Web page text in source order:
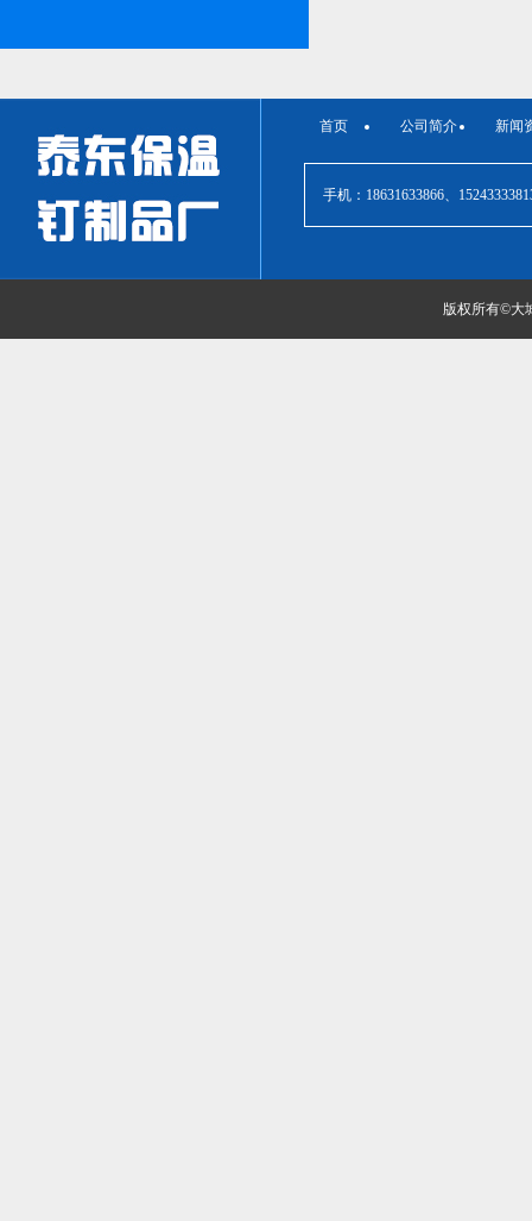
首页 公司简介 新闻
手机：18631633866、
版权所有©大